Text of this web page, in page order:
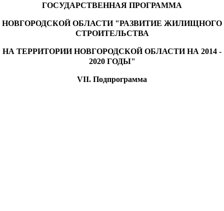
ГОСУДАРСТВЕННАЯ ПРОГРАММА
НОВГОРОДСКОЙ ОБЛАСТИ "РАЗВИТИЕ ЖИЛИЩНОГО
СТРОИТЕЛЬСТВА
НА ТЕРРИТОРИИ НОВГОРОДСКОЙ ОБЛАСТИ НА 2014 -
2020 ГОДЫ"
VII. Подпрограмма